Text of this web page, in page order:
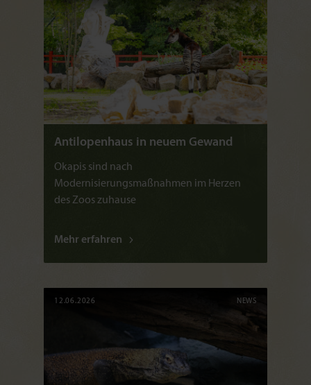
Antilopenhaus in neuem Gewand
Okapis sind nach
Modernisierungsmaßnahmen im Herzen
des Zoos zuhause
Mehr erfahren
12.06.2026 NEWS